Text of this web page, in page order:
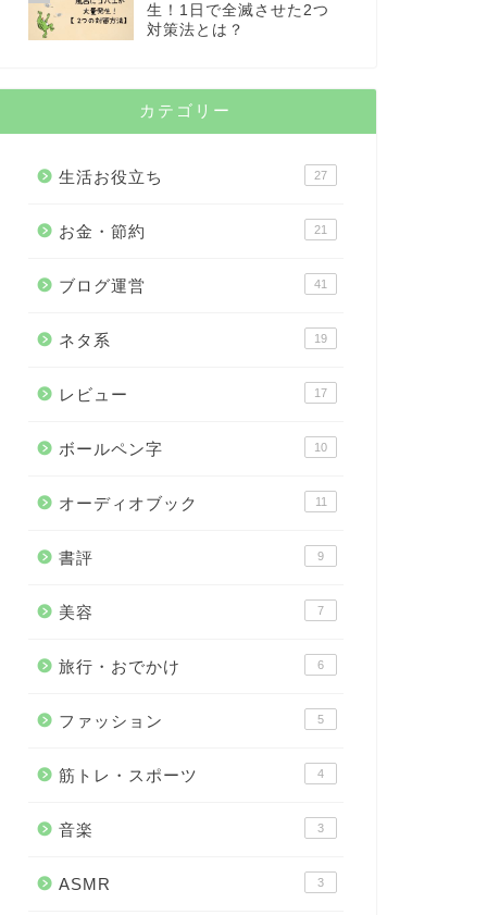
生！1日で全滅させた2つ
対策法とは？
カテゴリー
生活お役立ち 27
お金・節約 21
ブログ運営 41
ネタ系 19
レビュー 17
ボールペン字 10
オーディオブック 11
書評 9
美容 7
旅行・おでかけ 6
ファッション 5
筋トレ・スポーツ 4
音楽 3
ASMR 3